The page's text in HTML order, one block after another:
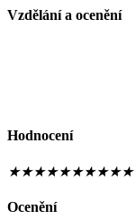
Vzdělání a ocenění
Hodnocení
★★★★★★★★★★
Ocenění